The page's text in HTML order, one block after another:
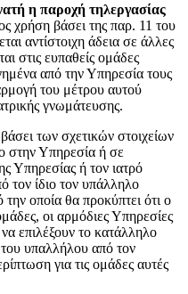
η παροχή τηλεργασίας
χρήση βάσει της παρ. 11 του
αντίστοιχη άδεια σε άλλες
στις ευπαθείς ομάδες
από την Υπηρεσία τους
του μέτρου αυτού
γνωμάτευσης.
των σχετικών στοιχείων
στην Υπηρεσία ή σε
Υπηρεσίας ή τον ιατρό
τον ίδιο τον υπάλληλο
οποία θα προκύπτει ότι ο
οι αρμόδιες Υπηρεσίες
επιλέξουν το κατάλληλο
του υπαλλήλου από τον
για τις ομάδες αυτές